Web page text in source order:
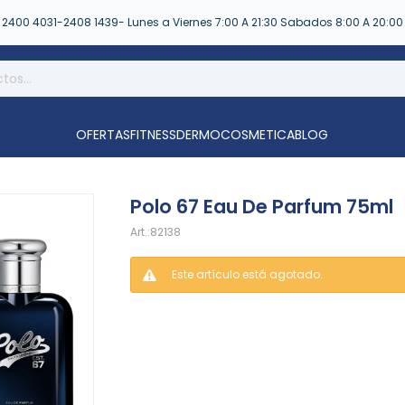
2400 4031-2408 1439- Lunes a Viernes 7:00 A 21:30 Sabados 8:00 A 20:00
OFERTASFITNESSDERMOCOSMETICABLOG
Polo 67 Eau De Parfum 75ml
82138
Este artículo está agotado.